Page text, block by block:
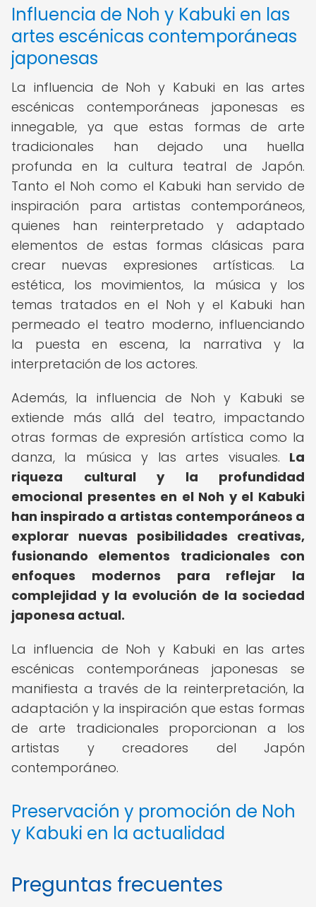
Influencia de Noh y Kabuki en las
artes escénicas contemporáneas
japonesas
La influencia de Noh y Kabuki en las artes
escénicas contemporáneas japonesas es
innegable, ya que estas formas de arte
tradicionales han dejado una huella
profunda en la cultura teatral de Japón.
Tanto el Noh como el Kabuki han servido de
inspiración para artistas contemporáneos,
quienes han reinterpretado y adaptado
elementos de estas formas clásicas para
crear nuevas expresiones artísticas. La
estética, los movimientos, la música y los
temas tratados en el Noh y el Kabuki han
permeado el teatro moderno, influenciando
la puesta en escena, la narrativa y la
interpretación de los actores.
Además, la influencia de Noh y Kabuki se
extiende más allá del teatro, impactando
otras formas de expresión artística como la
danza, la música y las artes visuales. La
riqueza cultural y la profundidad
emocional presentes en el Noh y el Kabuki
han inspirado a artistas contemporáneos a
explorar nuevas posibilidades creativas,
fusionando elementos tradicionales con
enfoques modernos para reflejar la
complejidad y la evolución de la sociedad
japonesa actual.
La influencia de Noh y Kabuki en las artes
escénicas contemporáneas japonesas se
manifiesta a través de la reinterpretación, la
adaptación y la inspiración que estas formas
de arte tradicionales proporcionan a los
artistas y creadores del Japón
contemporáneo.
Preservación y promoción de Noh
y Kabuki en la actualidad
Preguntas frecuentes